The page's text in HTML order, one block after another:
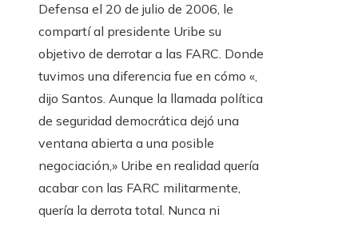
Defensa el 20 de julio de 2006, le
compartí al presidente Uribe su
objetivo de derrotar a las FARC. Donde
tuvimos una diferencia fue en cómo «,
dijo Santos. Aunque la llamada política
de seguridad democrática dejó una
ventana abierta a una posible
negociación,» Uribe en realidad quería
acabar con las FARC militarmente,
quería la derrota total. Nunca ni